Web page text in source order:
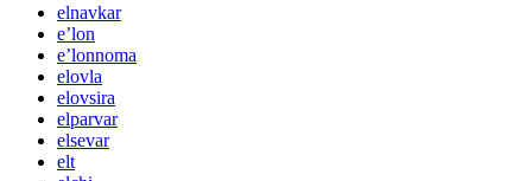
elnavkar
eʼlon
eʼlonnoma
elovla
elovsira
elparvar
elsevar
elt